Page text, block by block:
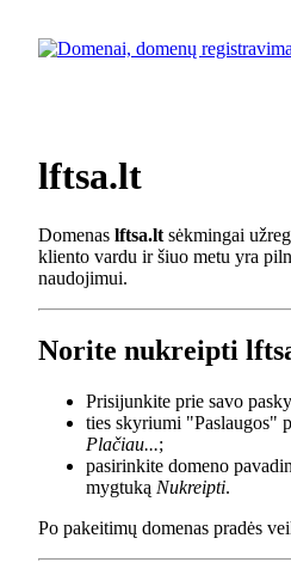
lftsa.lt
Domenas lftsa.lt sėkmingai
kliento vardu ir šiuo metu yra
naudojimui.
Norite nukreipti
Prisijunkite prie savo
ties skyriumi "Paslaugos"
Plačiau...;
pasirinkite domeno
mygtuką Nukreipti.
Po pakeitimų domenas pradės